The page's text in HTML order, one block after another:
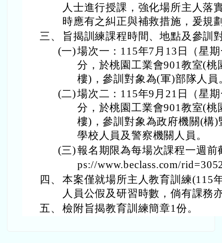
人士進行授課，強化場所主人落
時應有之糾正與補救措施，爰規
三、
旨揭訓練課程時間、地點及參訓
(一)場次一：115年7月13日（星
分，於桃園工業會901教室(
樓)，參訓對象為(軍)部隊人員
(二)場次二：115年9月21日（星
分，於桃園工業會901教室(
樓)，參訓對象為政府機關(構
學校人員及警察機關人員。
(三)報名期限為每場次課程一週
ps://www.beclass.com/
四、 本案僅就場所主人教育訓練(115
人員公假及研習時數，倘有課務
五、 檢附旨揭教育訓練簡章1份。